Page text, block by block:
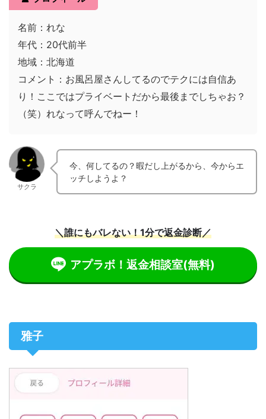
名前：れな
年代：20代前半
地域：北海道
コメント：お風呂屋さんしてるのでテクには自信あ
り！ここではプライベートだから最後までしちゃお？
（笑）れなって呼んでねー！
サクラ
今、何してるの？暇だし上がるから、今からエ
ッチしようよ？
＼誰にもバレない！1分で返金診断／
アプラボ！返金相談室(無料)
雅子